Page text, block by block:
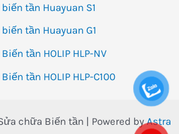
tần Huayuan S1
tần Huayuan G1
tần HOLIP HLP-NV
tần HOLIP HLP-C100
chữa Biến tần | Powered byAstra